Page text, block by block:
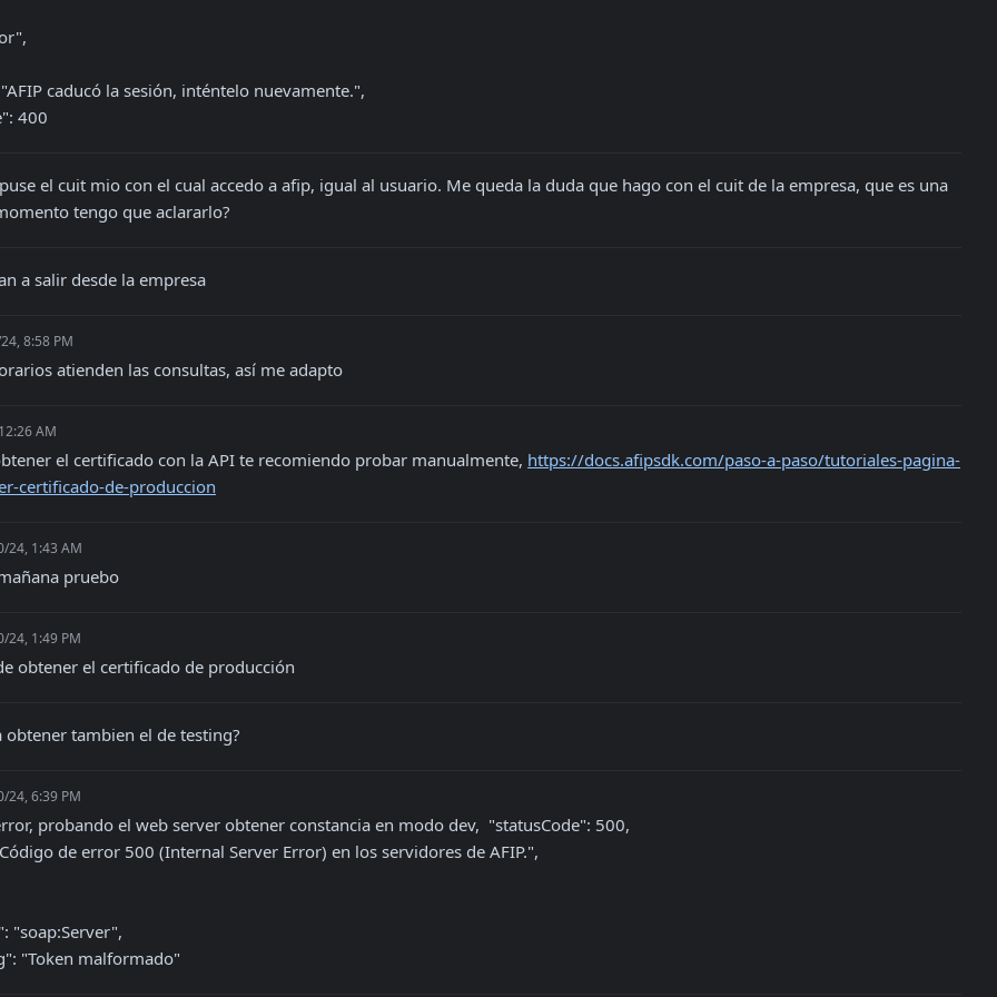
400
el cuit mio con el cual accedo a afip, igual al usuario. Me queda la duda que hago con el cuit de la empresa, que es una
tengo que aclararlo?
a salir desde la empresa
8:58 PM
atienden las consultas, así me adapto
AM
el certificado con la API te recomiendo probar manualmente, https://docs.afipsdk.com/paso-a-paso/tutoriales-pagina-
certificado-de-produccion
24, 1:43 AM
pruebo
24, 1:49 PM
obtener el certificado de producción
obtener tambien el de testing?
24, 6:39 PM
probando el web server obtener constancia en modo dev,  "statusCode": 500,
"Token malformado"